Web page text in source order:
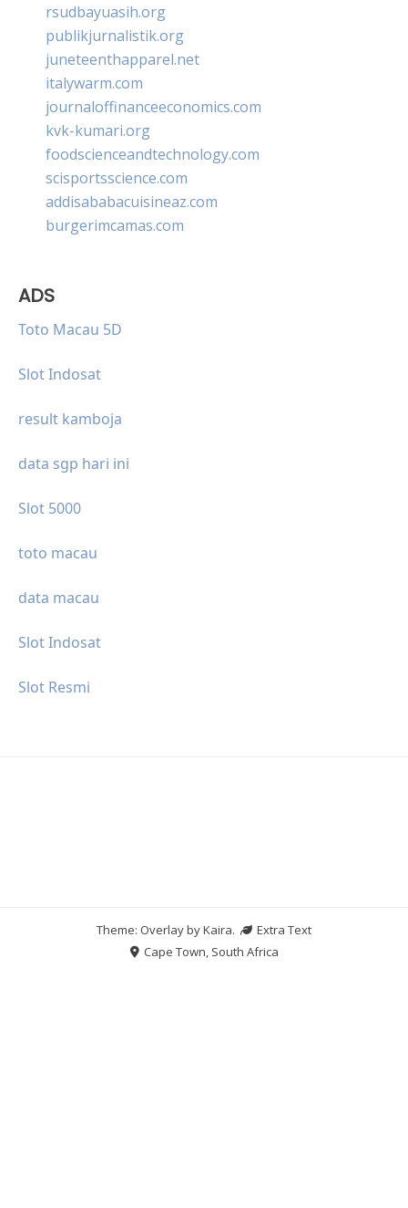
rsudbayuasih.org
publikjurnalistik.org
juneteenthapparel.net
italywarm.com
journaloffinanceeconomics.com
kvk-kumari.org
foodscienceandtechnology.com
scisportsscience.com
addisababacuisineaz.com
burgerimcamas.com
ADS
Toto Macau 5D
Slot Indosat
result kamboja
data sgp hari ini
Slot 5000
toto macau
data macau
Slot Indosat
Slot Resmi
Theme: Overlay byKaira.
Extra Text
Cape Town, South Africa